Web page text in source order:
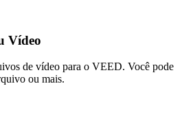
Vídeo
de vídeo para o VEED. Você pode
ou mais.